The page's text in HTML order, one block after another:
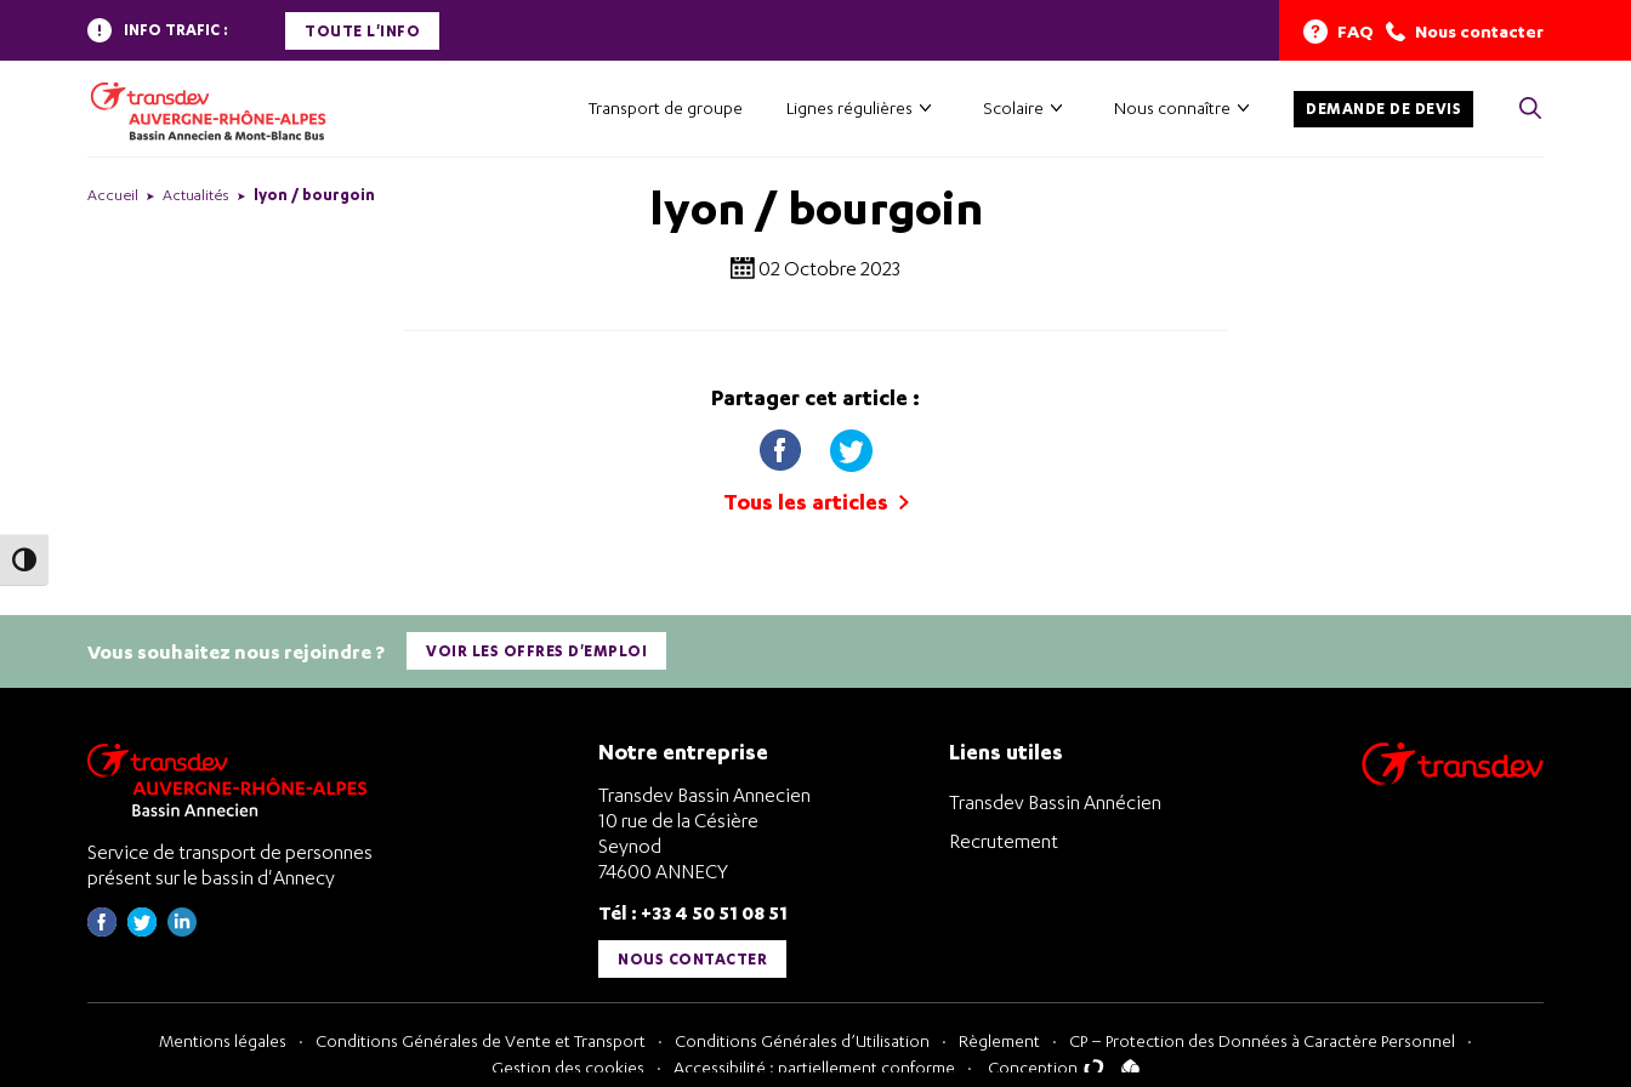
Passer en contraste élevé
INFO TRAFIC : TOUTE L'INFO FAQ Nous contacter
Transport de groupe Lignes régulières Scolaire Nous connaître DEMANDE DE DEVIS
Accueil Actualités lyon / bourgoin lyon / bourgoin
02 Octobre 2023
Partager cet article :
Tous les articles
Vous souhaitez nous rejoindre ? VOIR LES OFFRES D'EMPLOI
Service de transport de personnes
présent sur le bassin d'Annecy
Notre entreprise
Transdev Bassin Annecien
10 rue de la Césière
Seynod
74600 ANNECY
Tél : +33 4 50 51 08 51
NOUS CONTACTER
Liens utiles
Transdev Bassin Annécien
Recrutement
Mentions légales Conditions Générales de Vente et Transport Conditions Générales d’Utilisation Règlement
CP – Protection des Données à Caractère Personnel
Gestion des cookies
Accessibilité : partiellement conforme Conception